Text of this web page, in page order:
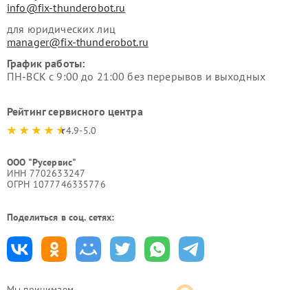
info@fix-thunderobot.ru
для юридических лиц
manager@fix-thunderobot.ru
График работы:
ПН-ВСК с 9:00 до 21:00 без перерывов и выходных
Рейтинг сервисного центра
4.9-5.0
ООО "Русервис"
ИНН 7702633247
ОГРН 1077746335776
Поделиться в соц. сетях: